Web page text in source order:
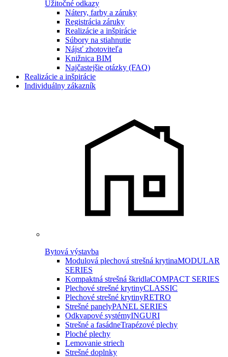
Užitočné odkazy
Nátery, farby a záruky
Registrácia záruky
Realizácie a inšpirácie
Súbory na stiahnutie
Nájsť zhotoviteľa
Knižnica BIM
Najčastejšie otázky (FAQ)
Realizácie a inšpirácie
Individuálny zákazník
Bytová výstavba
Modulová plechová strešná krytinaMODULAR
SERIES
Kompaktná strešná škridlaCOMPACT SERIES
Plechové strešné krytinyCLASSIC
Plechové strešné krytinyRETRO
Strešné panelyPANEL SERIES
Odkvapové systémyINGURI
Strešné a fasádneTrapézové plechy
Ploché plechy
Lemovanie striech
Strešné doplnky